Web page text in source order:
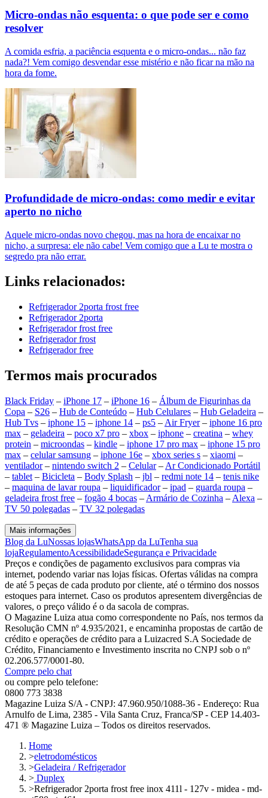
Micro-ondas não esquenta: o que pode ser e como
resolver
A comida esfria, a paciência esquenta e o micro-ondas... não faz
nada?! Vem comigo desvendar esse mistério e não ficar na mão na
hora da fome.
Profundidade de micro-ondas: como medir e evitar
aperto no nicho
Aquele micro-ondas novo chegou, mas na hora de encaixar no
nicho, a surpresa: ele não cabe! Vem comigo que a Lu te mostra o
segredo pra não errar.
Links relacionados:
Refrigerador 2porta frost free
Refrigerador 2porta
Refrigerador frost free
Refrigerador frost
Refrigerador free
Termos mais procurados
Black Friday – iPhone 17 – iPhone 16 – Álbum de Figurinhas da
Copa – S26 – Hub de Conteúdo – Hub Celulares – Hub Geladeira –
Hub Tvs – iphone 15 – iphone 14 – ps5 – Air Fryer– iphone 16 pro
max – geladeira – poco x7 pro – xbox – iphone – creatina – whey
protein – microondas – kindle – iphone 17 pro max – iphone 15 pro
max – celular samsung – iphone 16e – xbox series s – xiaomi –
ventilador– nintendo switch 2 – Celular– Ar Condicionado Portátil
– tablet – Bicicleta – Body Splash – jbl – redmi note 14 – tenis nike
– maquina de lavar roupa – liquidificador– ipad – guarda roupa –
geladeira frost free – fogão 4 bocas – Armário de Cozinha – Alexa –
TV 50 polegadas – TV 32 polegadas
Mais informações
Blog da LuNossas lojasWhatsApp da LuTenha sua
lojaRegulamentoAcessibilidadeSegurança e Privacidade
Preços e condições de pagamento exclusivos para compras via
internet, podendo variar nas lojas físicas. Ofertas válidas na compra
de até 5 peças de cada produto por cliente, até o término dos nossos
estoques para internet. Caso os produtos apresentem divergências de
valores, o preço válido é o da sacola de compras.
O Magazine Luiza atua como correspondente no País, nos termos da
Resolução CMN nº 4.935/2021, e encaminha propostas de cartão de
crédito e operações de crédito para a Luizacred S.A Sociedade de
Crédito, Financiamento e Investimento inscrita no CNPJ sob o nº
02.206.577/0001-80.
Compre pelo chat
ou compre pelo telefone:
0800 773 3838
Magazine Luiza S/A - CNPJ: 47.960.950/1088-36 - Endereço: Rua
Arnulfo de Lima, 2385 - Vila Santa Cruz, Franca/SP - CEP 14.403-
471 ® Magazine Luiza – Todos os direitos reservados.
Home
>eletrodomésticos
>Geladeira / Refrigerador
> Duplex
>Refrigerador 2porta frost free inox 411l - 127v - midea - md-